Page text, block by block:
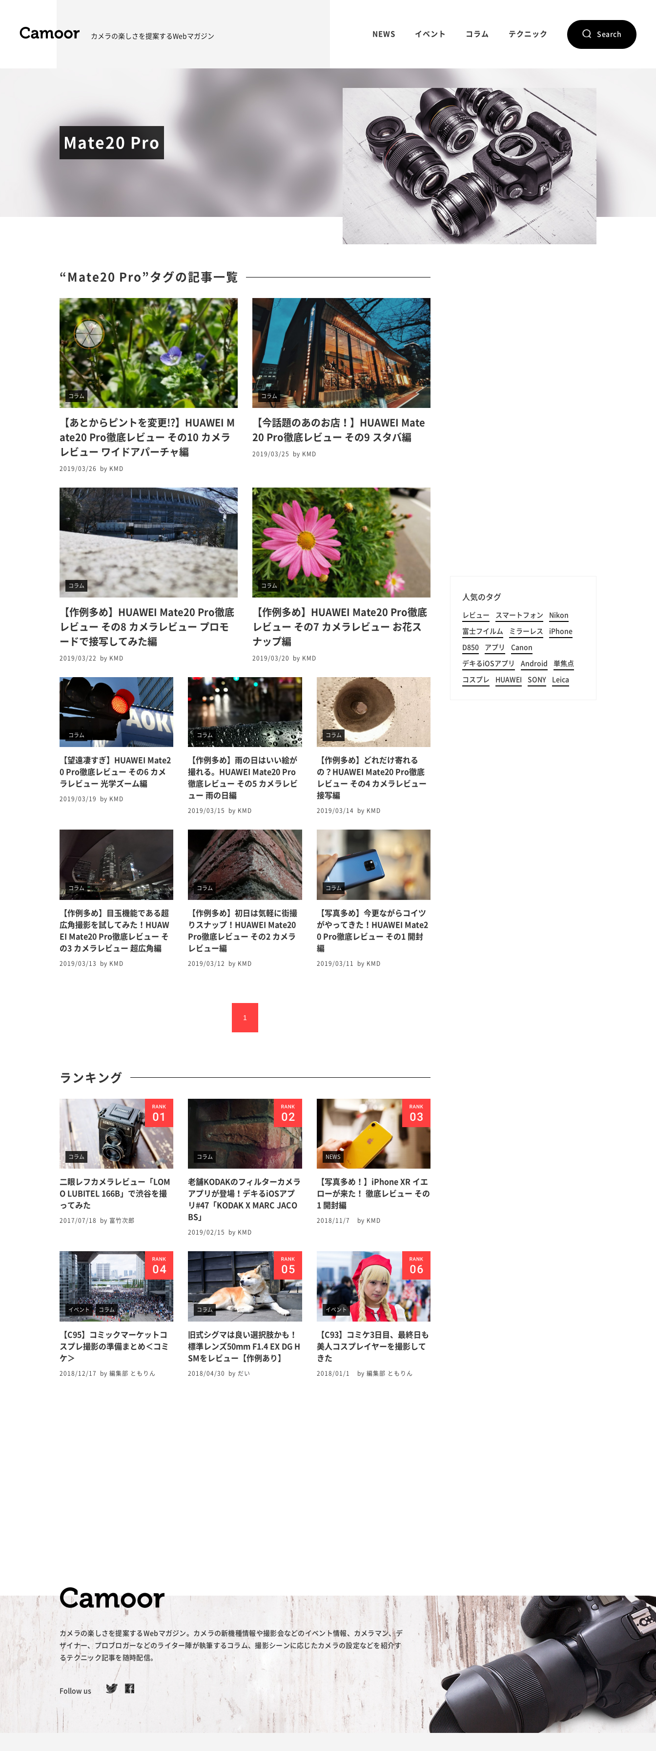
カメラの楽しさを提案するWebマガジン NEWS イベント コラム テクニック Search
Mate20 Pro
“Mate20 Pro”タグの記事一覧
コラム
【あとからピントを変更!?】HUAWEI M
ate20 Pro徹底レビュー その10 カメラ
レビュー ワイドアパーチャ編
2019/03/26 by KMD
コラム
【今話題のあのお店！】HUAWEI Mate
20 Pro徹底レビュー その9 スタバ編
2019/03/25 by KMD
コラム
【作例多め】HUAWEI Mate20 Pro徹底
レビュー その8 カメラレビュー プロモ
ードで接写してみた編
2019/03/22 by KMD
コラム
【作例多め】HUAWEI Mate20 Pro徹底
レビュー その7 カメラレビュー お花ス
ナップ編
2019/03/20 by KMD
コラム
【望遠凄すぎ】HUAWEI Mate2
0 Pro徹底レビュー その6 カメ
ラレビュー 光学ズーム編
2019/03/19 by KMD
コラム
【作例多め】雨の日はいい絵が
撮れる。HUAWEI Mate20 Pro
徹底レビュー その5 カメラレビ
ュー 雨の日編
2019/03/15 by KMD
コラム
【作例多め】どれだけ寄れる
の？HUAWEI Mate20 Pro徹底
レビュー その4 カメラレビュー
接写編
2019/03/14 by KMD
コラム
【作例多め】目玉機能である超
広角撮影を試してみた！HUAW
EI Mate20 Pro徹底レビュー そ
の3 カメラレビュー 超広角編
2019/03/13 by KMD
コラム
【作例多め】初日は気軽に街撮
りスナップ！HUAWEI Mate20
Pro徹底レビュー その2 カメラ
レビュー編
2019/03/12 by KMD
コラム
【写真多め】今更ながらコイツ
がやってきた！HUAWEI Mate2
0 Pro徹底レビュー その1 開封
編
2019/03/11 by KMD
1
ランキング
コラム
二眼レフカメラレビュー「LOM
O LUBITEL 166B」で渋谷を撮
ってみた
2017/07/18 by 富竹次郎
コラム
老舗KODAKのフィルターカメラ
アプリが登場！デキるiOSアプ
リ#47「KODAK X MARC JACO
BS」
2019/02/15 by KMD
NEWS
【写真多め！】iPhone XR イエ
ローが来た！ 徹底レビュー その
1 開封編
2018/11/7 by KMD
イベント コラム
【C95】コミックマーケットコ
スプレ撮影の準備まとめ＜コミ
ケ＞
2018/12/17 by 編集部 ともりん
コラム
旧式シグマは良い選択肢かも！
標準レンズ50mm F1.4 EX DG H
SMをレビュー【作例あり】
2018/04/30 by だい
イベント
【C93】コミケ3日目、最終日も
美人コスプレイヤーを撮影して
きた
2018/01/1 by 編集部 ともりん
人気のタグ
レビュー スマートフォン Nikon
富士フイルム ミラーレス iPhone
D850 アプリ Canon
デキるiOSアプリ Android 単焦点
コスプレ HUAWEI SONY Leica
カメラの楽しさを提案するWebマガジン。カメラの新機種情報や撮影会などのイベント情報、カメラマン、デ
ザイナー、プロブロガーなどのライター陣が執筆するコラム、撮影シーンに応じたカメラの設定などを紹介す
るテクニック記事を随時配信。
Follow us